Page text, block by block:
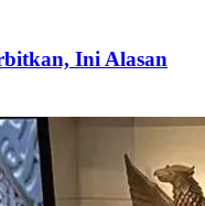
Ini Alasan